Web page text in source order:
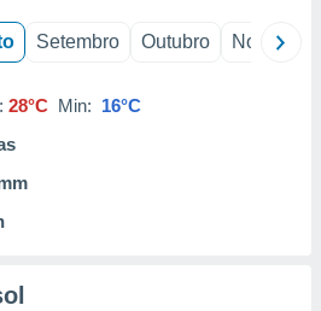
Setembro Outubro Novembro
28°C Min: 16°C